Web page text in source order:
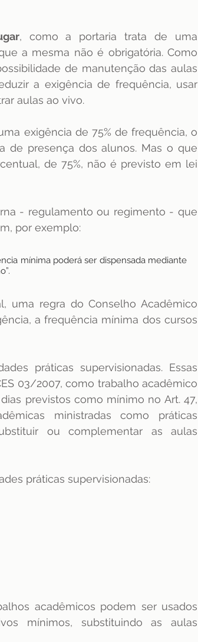
,  como  a  portaria  trata  de  uma
a mesma não é obrigatória. Como
de manutenção das aulas
a exigência de frequência, usar
aulas ao vivo.
exigência de 75% de frequência, o
de presença dos alunos. Mas o que
de 75%, não é previsto em lei
- regulamento ou regimento - que
por exemplo:
mínima poderá ser dispensada mediante
uma regra do Conselho Acadêmico
a frequência mínima dos cursos
práticas supervisionadas. Essas
03/2007, como trabalho acadêmico
previstos como mínimo no Art. 47,
ministradas como práticas
ou complementar as aulas
práticas supervisionadas:
acadêmicos podem ser usados
mínimos, substituindo as aulas